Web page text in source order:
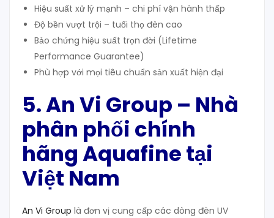
Hiệu suất xử lý mạnh – chi phí vận hành thấp
Độ bền vượt trội – tuổi thọ đèn cao
Bảo chứng hiệu suất trọn đời (Lifetime
Performance Guarantee)
Phù hợp với mọi tiêu chuẩn sản xuất hiện đại
5. An Vi Group – Nhà
phân phối chính
hãng Aquafine tại
Việt Nam
An Vi Group là đơn vị cung cấp các dòng đèn UV